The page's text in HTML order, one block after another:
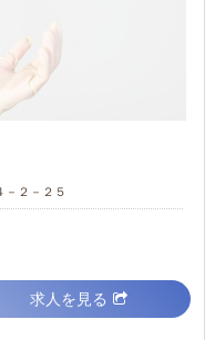
－２－２５
求人を見る